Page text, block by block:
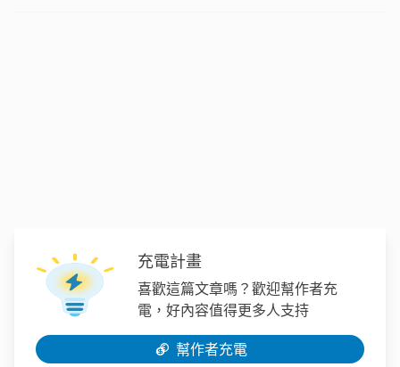
充電計畫
喜歡這篇文章嗎？歡迎幫作者充
電，好內容值得更多人支持
幫作者充電